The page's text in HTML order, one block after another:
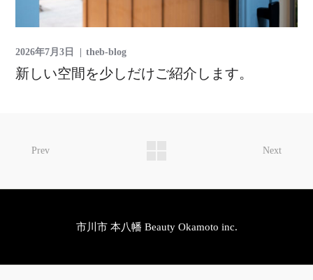
2026年7月3日 theb-blog
新しい空間を少しだけご紹介します。
Prev Next
市川市 本八幡 Beauty Okamoto inc.